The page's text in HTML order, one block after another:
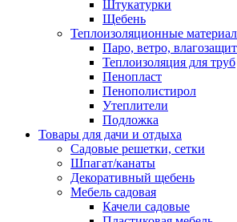
Штукатурки
Щебень
Теплоизоляционные
Паро, ветро,
Теплоизоляция для труб
Пенопласт
Пенополистирол
Утеплители
Подложка
Товары для дачи и отдыха
Садовые решетки, сетки
Шпагат/канаты
Декоративный щебень
Мебель садовая
Качели садовые